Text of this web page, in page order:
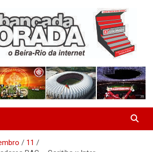
Colorada
11